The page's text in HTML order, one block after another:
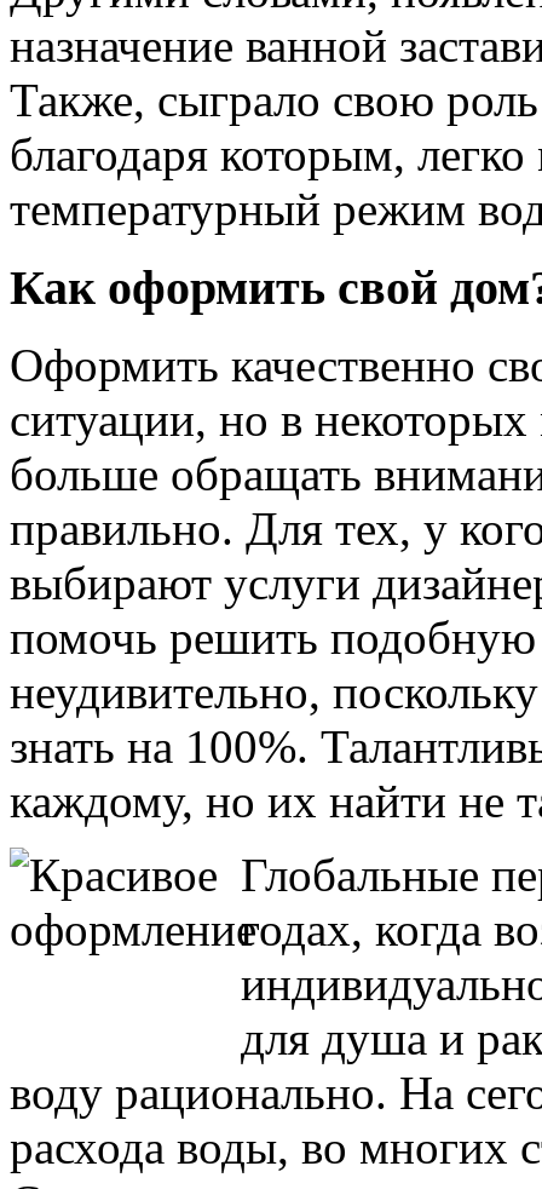
назначение ванной
Также, сыграло свою
благодаря которым,
температурный режим
Как оформить свой
Оформить качественно
ситуации, но в
больше обращать
правильно. Для тех, у
выбирают услуги
помочь решить
неудивительно,
знать на 100%.
каждому, но их найти не
Глобальные
годах, когда
для душа и
воду рационально. На
расхода воды, во многих